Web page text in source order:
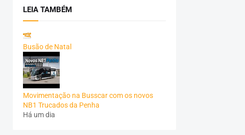
LEIA TAMBÉM
Busão de Natal
Movimentação na Busscar com os novos
NB1 Trucados da Penha
Há um dia